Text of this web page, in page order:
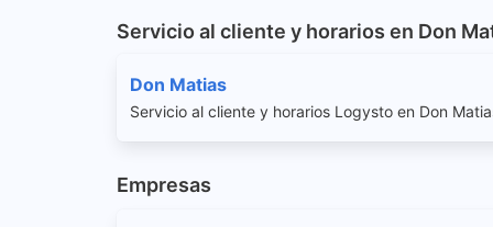
Servicio al cliente y horarios en Don
Don Matias
Servicio al cliente y horarios Logysto en Don
Empresas